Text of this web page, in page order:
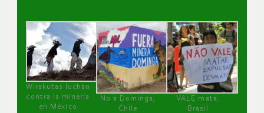
Wirakutas luchan
contra la minería
en México
No a Dominga,
Chile
VALE mata,
Brasil